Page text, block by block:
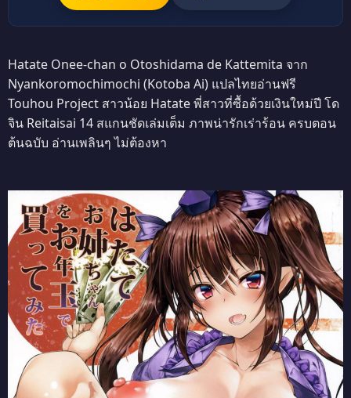
Hatate Onee-chan o Otoshidama de Kattemita จาก
Nyankoromochimochi (Kotoba Ai) แปลไทยอ่านฟรี
Touhou Project สาวน้อย Hatate พี่สาวที่ซื้อด้วยเงินใหม่ปี โด
จิน Reitaisai 14 สแกนชัดเล่มเต็ม ภาพน่ารักเร่าร้อน ครบตอน
ต้นฉบับ อ่านเพลินๆ ไม่ต้องหา